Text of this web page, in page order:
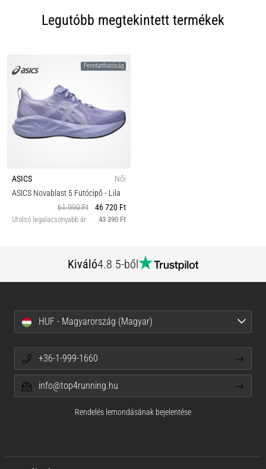
Legutóbb megtekintett termékek
Fenntarthatóság
ASICS
Női
ASICS Novablast 5 Futócipő- Lila
61 990 Ft
46 720 Ft
Utolsó legalacsonyabb ár 43 390 Ft
Kiváló4.8 5-ből
HUF - Magyarország (Magyar)
+36-1-999-1660
info@top4running.hu
Rendelés lemondásának bejelentése